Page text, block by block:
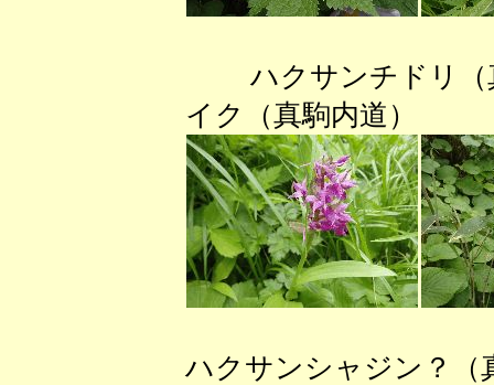
ハクサンチドリ（
イク（真駒内道）
ハクサンシャジン